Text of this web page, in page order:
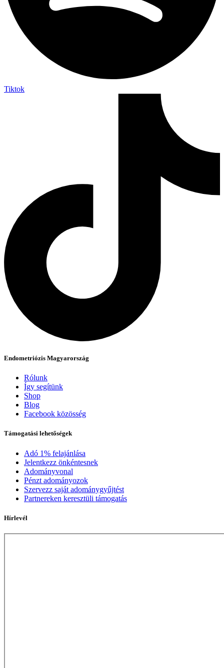
Tiktok
Endometriózis Magyarország
Rólunk
Így segítünk
Shop
Blog
Facebook közösség
Támogatási lehetőségek
Adó 1% felajánlása
Jelentkezz önkéntesnek
Adományvonal
Pénzt adományozok
Szervezz saját adománygyűjtést
Partnereken keresztüli támogatás
Hírlevél